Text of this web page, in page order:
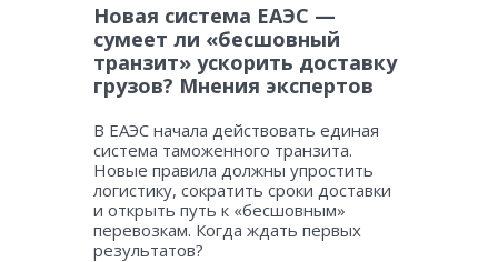
Новая система ЕАЭС —
сумеет ли «бесшовный
транзит» ускорить доставку
грузов? Мнения экспертов
В ЕАЭС начала действовать единая
система таможенного транзита.
Новые правила должны упростить
логистику, сократить сроки доставки
и открыть путь к «бесшовным»
перевозкам. Когда ждать первых
результатов?